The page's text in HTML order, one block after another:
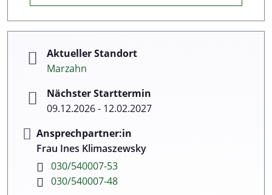
Aktueller Standort
Marzahn
Nächster Starttermin
09.12.2026 - 12.02.2027
Ansprechpartner:in
Frau Ines Klimaszewsky
030/540007-53
030/540007-48